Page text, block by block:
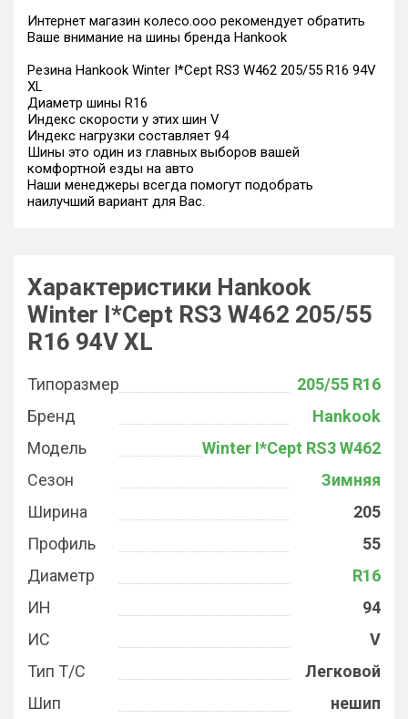
Интернет магазин колесо.ооо рекомендует обратить
Ваше внимание на шины бренда Hankook
Резина Hankook Winter I*Cept RS3 W462 205/55 R16 94V
XL
Диаметр шины R16
Индекс скорости у этих шин V
Индекс нагрузки составляет 94
Шины это один из главных выборов вашей
комфортной езды на авто
Наши менеджеры всегда помогут подобрать
наилучший вариант для Вас.
Характеристики Hankook
Winter I*Cept RS3 W462 205/55
R16 94V XL
Типоразмер
205/55 R16
Бренд
Hankook
Модель
Winter I*Cept RS3 W462
Сезон
Зимняя
Ширина
205
Профиль
55
Диаметр
R16
ИН
94
ИС
V
Тип Т/С
Легковой
Шип
нешип